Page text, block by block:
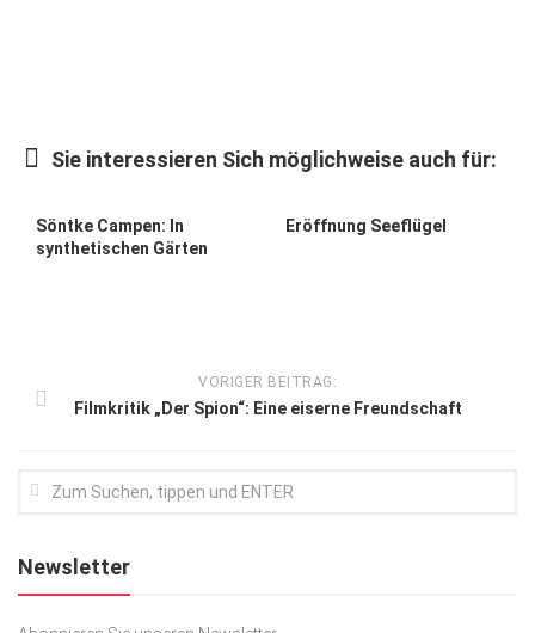
Ausflug & Reise
Top Branchen
Sie interessieren Sich möglichweise auch für:
Söntke Campen: In
synthetischen Gärten
Eröffnung Seeflügel
VORIGER BEITRAG:
Filmkritik „Der Spion“: Eine eiserne Freundschaft
Newsletter